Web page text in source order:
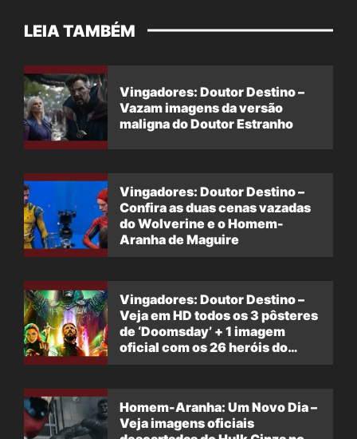
LEIA TAMBÉM
Vingadores: Doutor Destino –
Vazam imagens da versão
maligna do Doutor Estranho
Vingadores: Doutor Destino –
Confira as duas cenas vazadas
do Wolverine e o Homem-
Aranha de Maguire
Vingadores: Doutor Destino –
Veja em HD todos os 3 pôsteres
de ‘Doomsday’ + 1 imagem
oficial com os 26 heróis do
Homem-Aranha: Um Novo Dia –
Veja imagens oficiais